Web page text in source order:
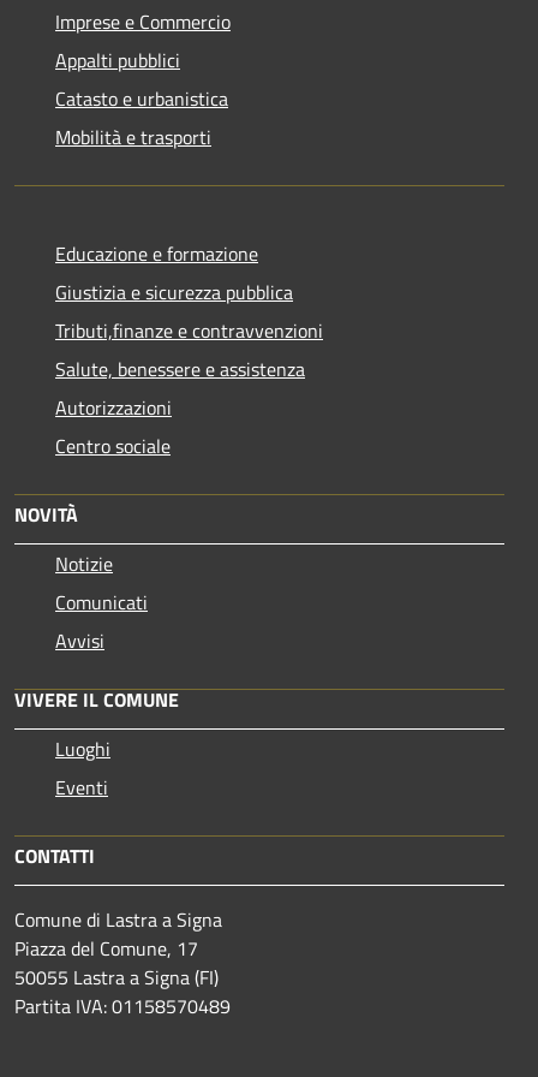
Imprese e Commercio
Appalti pubblici
Catasto e urbanistica
Mobilità e trasporti
Educazione e formazione
Giustizia e sicurezza pubblica
Tributi,finanze e contravvenzioni
Salute, benessere e assistenza
Autorizzazioni
Centro sociale
NOVITÀ
Notizie
Comunicati
Avvisi
VIVERE IL COMUNE
Luoghi
Eventi
CONTATTI
Comune di Lastra a Signa
Piazza del Comune, 17
50055 Lastra a Signa (FI)
Partita IVA: 01158570489